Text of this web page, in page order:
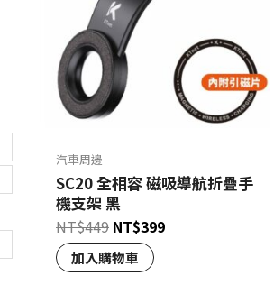
汽車周邊
SC20 全相容 磁吸導航折疊手
機支架 黑
NT$449 NT$399
加入購物車